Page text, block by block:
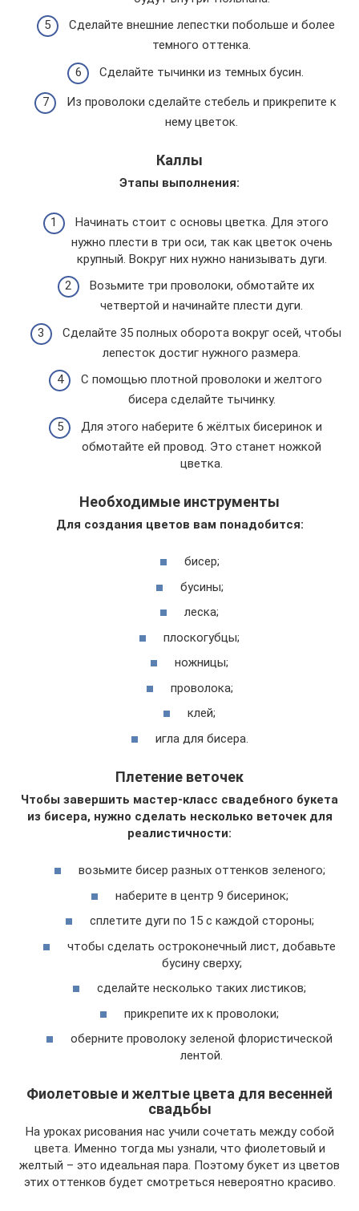
Сделайте внешние лепестки побольше и более
темного оттенка.
Сделайте тычинки из темных бусин.
Из проволоки сделайте стебель и прикрепите к
нему цветок.
Каллы
Этапы выполнения:
Начинать стоит с основы цветка. Для этого
нужно плести в три оси, так как цветок очень
крупный. Вокруг них нужно нанизывать дуги.
Возьмите три проволоки, обмотайте их
четвертой и начинайте плести дуги.
Сделайте 35 полных оборота вокруг осей, чтобы
лепесток достиг нужного размера.
С помощью плотной проволоки и желтого
бисера сделайте тычинку.
Для этого наберите 6 жёлтых бисеринок и
обмотайте ей провод. Это станет ножкой
цветка.
Необходимые инструменты
Для создания цветов вам понадобится:
бисер;
бусины;
леска;
плоскогубцы;
ножницы;
проволока;
клей;
игла для бисера.
Плетение веточек
Чтобы завершить мастер-класс свадебного букета
из бисера, нужно сделать несколько веточек для
реалистичности:
возьмите бисер разных оттенков зеленого;
наберите в центр 9 бисеринок;
сплетите дуги по 15 с каждой стороны;
чтобы сделать остроконечный лист, добавьте
бусину сверху;
сделайте несколько таких листиков;
прикрепите их к проволоки;
оберните проволоку зеленой флористической
лентой.
Фиолетовые и желтые цвета для весенней
свадьбы
На уроках рисования нас учили сочетать между собой
цвета. Именно тогда мы узнали, что фиолетовый и
желтый – это идеальная пара. Поэтому букет из цветов
этих оттенков будет смотреться невероятно красиво.